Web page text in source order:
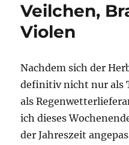
Veilchen,
Violen
Nachdem sich der
definitiv nicht nur als
als
ich dieses
der Jahreszeit